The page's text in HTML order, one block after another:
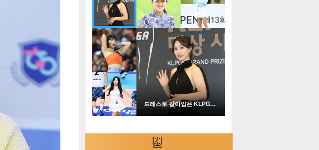
텍스
많이 본 뉴스
연예
스포츠 포토
2
드레스로 갈아입은 KLPGA …